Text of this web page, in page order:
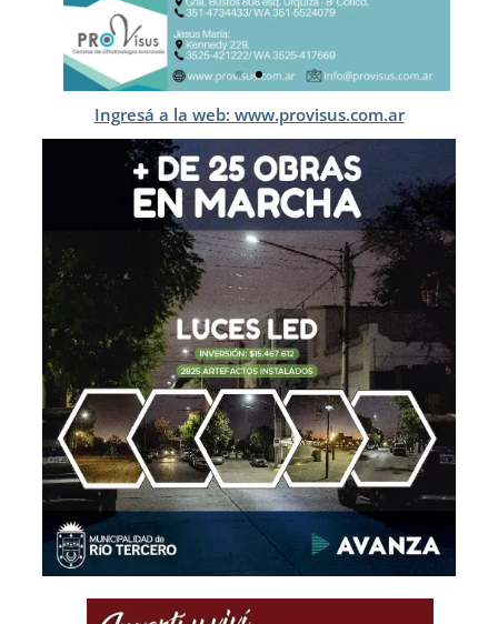
Ingresá a la web: www.provisus.com.ar